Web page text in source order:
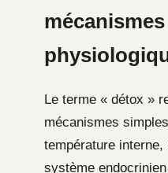
mécanismes
Le terme « détox »
mécanismes
température interne,
système